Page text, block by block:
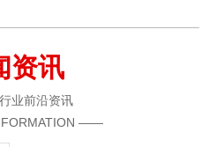
资讯
业前沿资讯
——